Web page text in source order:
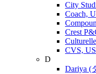
City
Coach,
Crest
CVS,
D
Dariya (